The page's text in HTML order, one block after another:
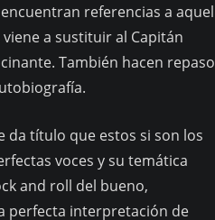
referencias a aquel
a sustituir al Capitán
También hacen repaso
da título que estos si son los
voces y su temática
and roll del bueno,
perfecta interpretación de